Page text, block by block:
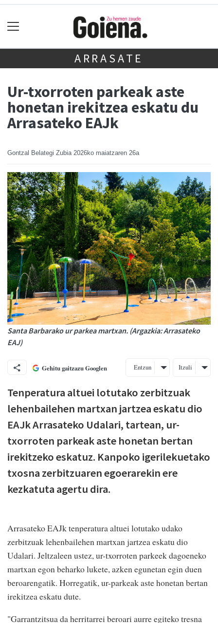
ARRASATE
Ur-txorroten parkeak aste
honetan irekitzea eskatu du
Arrasateko EAJk
Gontzal Belategi Zubia 2026ko maiatzaren 26a
Santa Barbarako ur parkea martxan. (Argazkia: Arrasateko
EAJ)
Gehitu gaitzazu Googlen Entzun Itzuli
Tenperatura altuei lotutako zerbitzuak
lehenbailehen martxan jartzea eskatu dio
EAJk Arrasateko Udalari, tartean, ur-
txorroten parkeak aste honetan bertan
irekitzeko eskatuz. Kanpoko igerilekuetako
txosna zerbitzuaren egoerarekin ere
kezkatuta agertu dira.
Arrasateko EAJk tenperatura altuei lotutako udako
zerbitzuak lehenbailehen martxan jartzea eskatu dio
Udalari. Jeltzaleen ustez, ur-txorroten parkeek dagoeneko
martxan egon beharko lukete, azken egunetan egin duen
beroarengatik. Horregatik, ur-parkeak aste honetan bertan
irekitzea eskatu dute.
"Garrantzitsua da herritarrei beroari aurre egiteko tresna